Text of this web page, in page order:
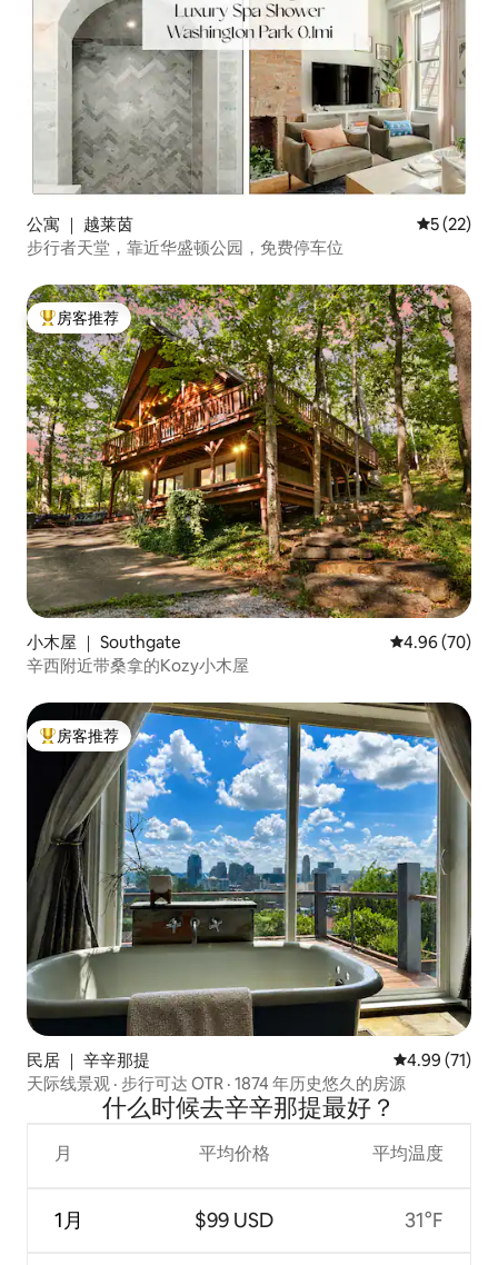
公寓 ｜ 越莱茵 平均评分
5 (22)
步行者天堂，靠近华盛顿公园，免费停车位
热门「房客推荐」
房客推荐
小木屋 ｜ Southgate 平均评分 4.96
4.96 (70)
辛西附近带桑拿的Kozy小木屋
热门「房客推荐」
房客推荐
民居 ｜ 辛辛那提 平均评分
4.99 (71)
天际线景观 · 步行可达 OTR · 1874 年历史悠久的房源
什么时候去辛辛那提最好？
月
1月
平均价格
$99 USD
平均温度
31°F